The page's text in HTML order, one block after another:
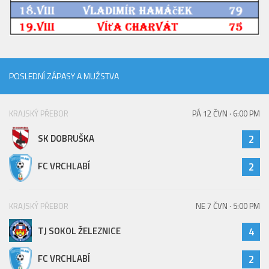
Hráči
Realizační tým
St. žáci
Zápasy SŽ 2025/26
Hráči
Realizační tým
Ml. žáci
Zápasy
Výsledky
POSLEDNÍ ZÁPASY A MUŽSTVA
KRAJSKÝ PŘEBOR PÁ 12 ČVN · 6:00 PM
SK DOBRUŠKA 2
FC VRCHLABÍ 2
KRAJSKÝ PŘEBOR NE 7 ČVN · 5:00 PM
TJ SOKOL ŽELEZNICE 4
FC VRCHLABÍ 2